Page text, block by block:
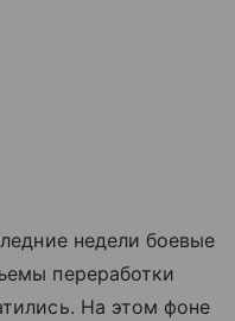
недели боевые
переработки
На этом фоне